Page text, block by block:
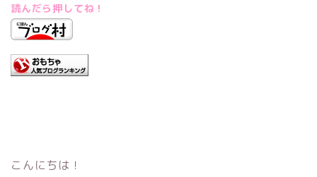
読んだら押してね！
こんにちは！